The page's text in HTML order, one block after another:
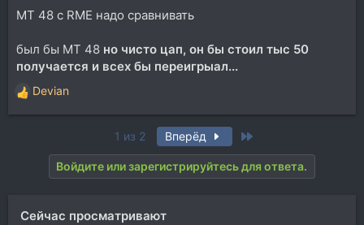
MT 48 с RME надо сравнивать
был бы MT 48 но чисто цап, он бы стоил тыс 50
получается и всех бы переигрыал...
Р
е
Devian
1 из 2 Вперёд
Войдите или зарегистрируйтесь для ответа.
Сейчас просматривают